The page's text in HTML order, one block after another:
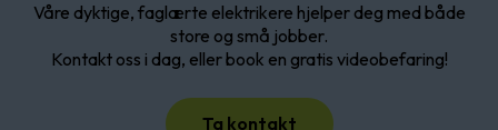
Våre dyktige, faglærte elektrikere hjelper deg med både
store og små jobber.
Kontakt oss i dag, eller book en gratis videobefaring!
Ta kontakt